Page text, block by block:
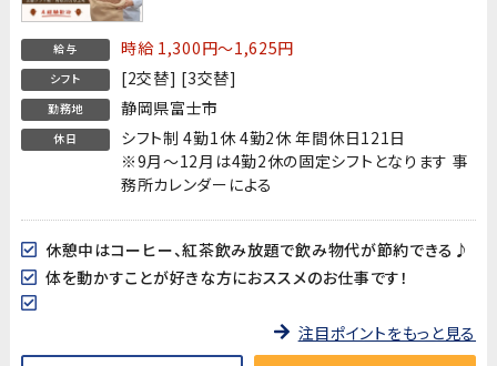
給与 時給 1,300円～1,625円
シフト [2交替] [3交替]
勤務地 静岡県富士市
休日
シフト制 4勤1休 4勤2休 年間休日121日
※9月～12月は4勤2休の固定シフトとなります 事
務所カレンダーによる
休憩中はコーヒー、紅茶飲み放題で飲み物代が節約できる♪
体を動かすことが好きな方におススメのお仕事です！
注目ポイントをもっと見る